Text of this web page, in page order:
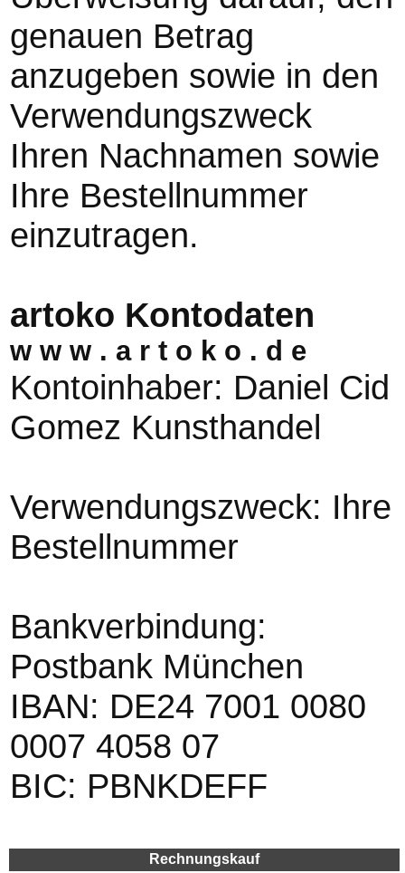
genauen Betrag
anzugeben sowie in den
Verwendungszweck
Ihren Nachnamen sowie
Ihre Bestellnummer
einzutragen.
artoko Kontodaten
w w w . a r t o k o . d e
Kontoinhaber: Daniel Cid
Gomez Kunsthandel
Verwendungszweck: Ihre
Bestellnummer
Bankverbindung:
Postbank München
IBAN: DE24 7001 0080
0007 4058 07
BIC: PBNKDEFF
Rechnungskauf